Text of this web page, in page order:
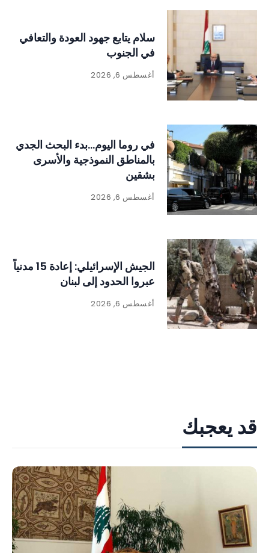
سلام يتابع جهود العودة والتعافي
في الجنوب
أغسطس 6, 2026
في روما اليوم…بدء البحث الجدي
بالمناطق النموذجية والأسرى
بشقين
أغسطس 6, 2026
الجيش الإسرائيلي: إعادة 15 مدنياً
عبروا الحدود إلى لبنان
أغسطس 6, 2026
قد يعجبك